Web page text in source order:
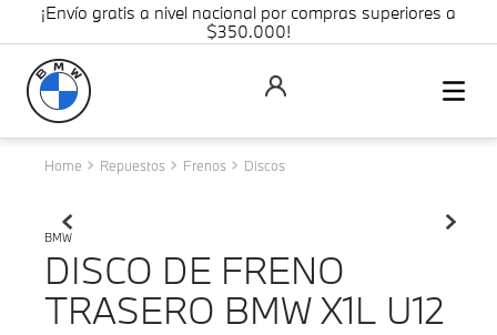
¡Envío gratis a nivel nacional por compras superiores a
$350.000!
Repuestos Frenos Discos
BMW
DISCO DE FRENO
TRASERO BMW X1L U12